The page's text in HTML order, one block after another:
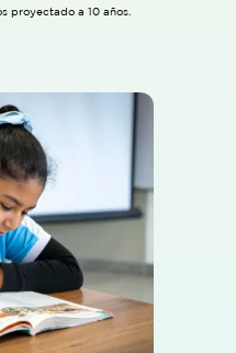
proyectado a 10 años.